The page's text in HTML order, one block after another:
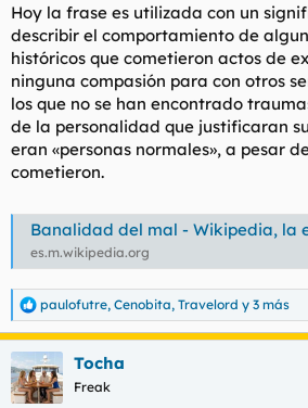
Hoy la frase es utilizada con un
describir el comportamiento de
históricos que cometieron actos de
ninguna compasión para con otros
los que no se han encontrado
de la personalidad que justificaran
eran «personas normales», a pesar
cometieron.
Banalidad del mal - Wikipedia, la
es.m.wikipedia.org
R
e
a
c
c
i
paulofutre, Cenobita, Travelord y 3 más
Tocha
Freak